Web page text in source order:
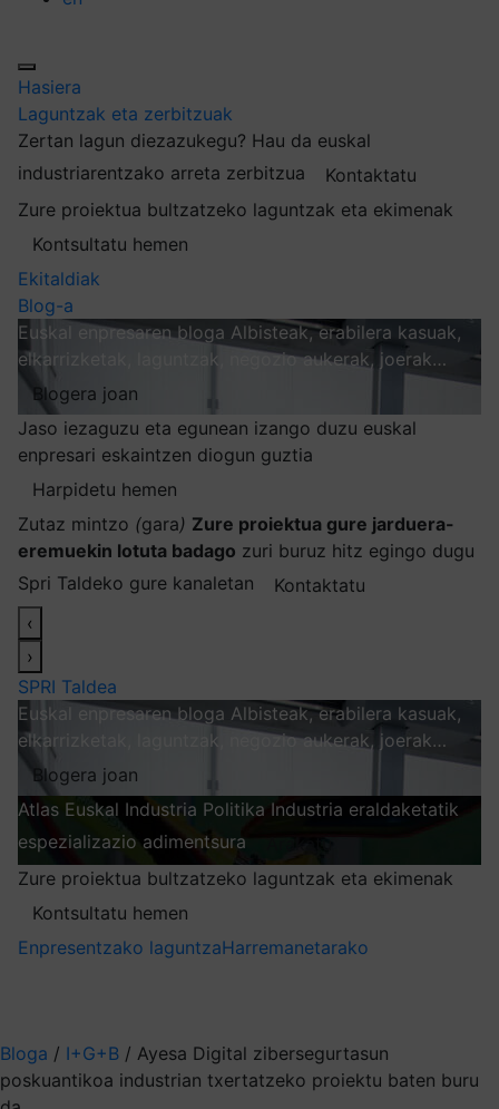
Hasiera
Laguntzak eta zerbitzuak
Zertan lagun diezazukegu? Hau da euskal
industriarentzako arreta zerbitzua
Kontaktatu
Zure proiektua bultzatzeko laguntzak eta ekimenak
Kontsultatu hemen
Ekitaldiak
Blog-a
Euskal enpresaren bloga Albisteak, erabilera kasuak,
elkarrizketak, laguntzak, negozio aukerak, joerak…
Blogera joan
Jaso iezaguzu eta egunean izango duzu euskal
enpresari eskaintzen diogun guztia
Harpidetu hemen
Zutaz mintzo (gara) Zure proiektua gure jarduera-
eremuekin lotuta badago zuri buruz hitz egingo dugu
Spri Taldeko gure kanaletan
Kontaktatu
‹
›
SPRI Taldea
Euskal enpresaren bloga Albisteak, erabilera kasuak,
elkarrizketak, laguntzak, negozio aukerak, joerak…
Blogera joan
Atlas Euskal Industria Politika Industria eraldaketatik
espezializazio adimentsura
Zure proiektua bultzatzeko laguntzak eta ekimenak
Kontsultatu hemen
Enpresentzako laguntzaHarremanetarako
Bloga / I+G+B / Ayesa Digital zibersegurtasun
poskuantikoa industrian txertatzeko proiektu baten buru